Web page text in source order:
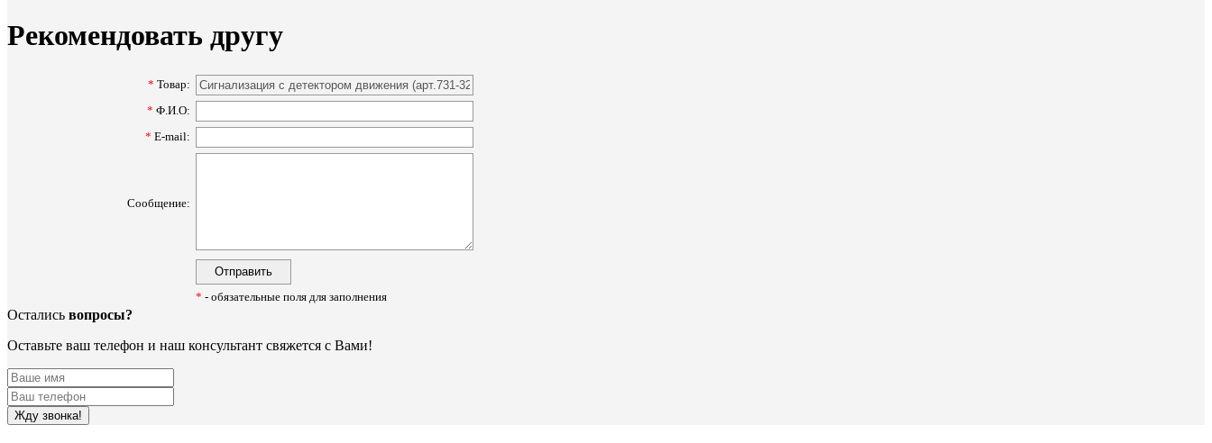
Рекомендовать другу
* Товар:
* Ф.И.О:
* E-mail:
Сообщение:
* - обязательные поля для заполнения
Остались вопросы?
Оставьте ваш телефон и наш консультант свяжется с Вами!
Жду звонка!